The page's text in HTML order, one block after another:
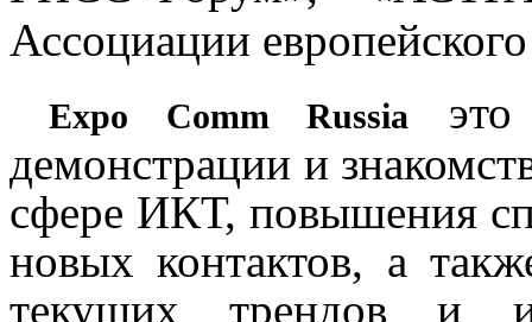
Ассоциации
Expo Comm Russia
это
демонстрации и
сфере ИКТ, повышения
новых контактов, а
текущих трендов и